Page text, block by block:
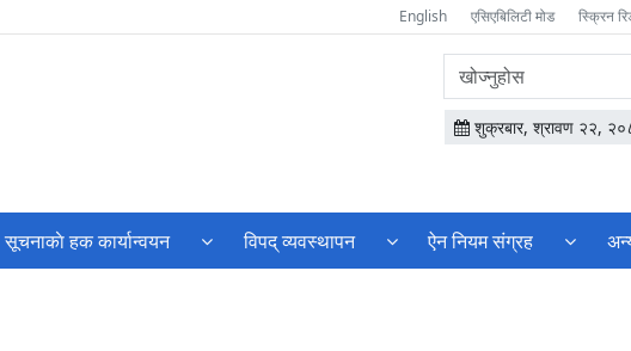
English एसिएबिलिटी मोड स्क्रिन
वेबसाइटमा
सामग्री
खोज्नुहोस
शुक्रबार, श्रावण २२,
सूचनाकाे हक कार्यान्वयन विपद् व्यवस्थापन ऐन नियम संग्रह